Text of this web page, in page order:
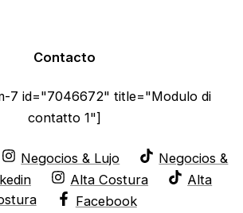
Contacto
7 id="7046672" title="Modulo di
contatto 1"]
Negocios & Lujo
Negocios &
Alta Costura
Alta
Facebook